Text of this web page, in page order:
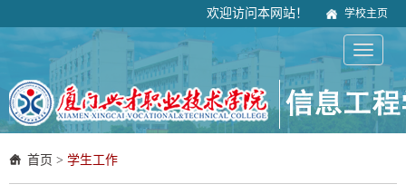
欢迎访问本网站！ 学校主页
首页 > 学生工作